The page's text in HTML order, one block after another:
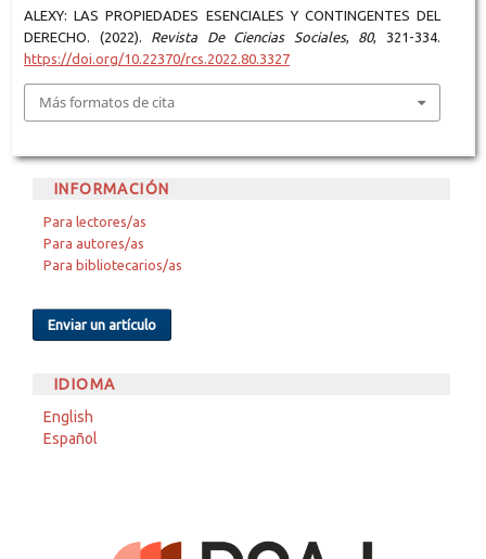
ALEXY: LAS PROPIEDADES ESENCIALES Y CONTINGENTES DEL
DERECHO. (2022). Revista De Ciencias Sociales, 80, 321-334.
https://doi.org/10.22370/rcs.2022.80.3327
Más formatos de cita
INFORMACIÓN
Para lectores/as
Para autores/as
Para bibliotecarios/as
Enviar un artículo
IDIOMA
English
Español